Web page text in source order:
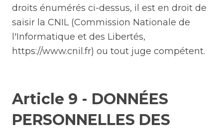
droits énumérés ci-dessus, il est en droit de
saisir la CNIL (Commission Nationale de
l'Informatique et des Libertés,
https://www.cnil.fr) ou tout juge compétent.
Article 9 - DONNÉES
PERSONNELLES DES